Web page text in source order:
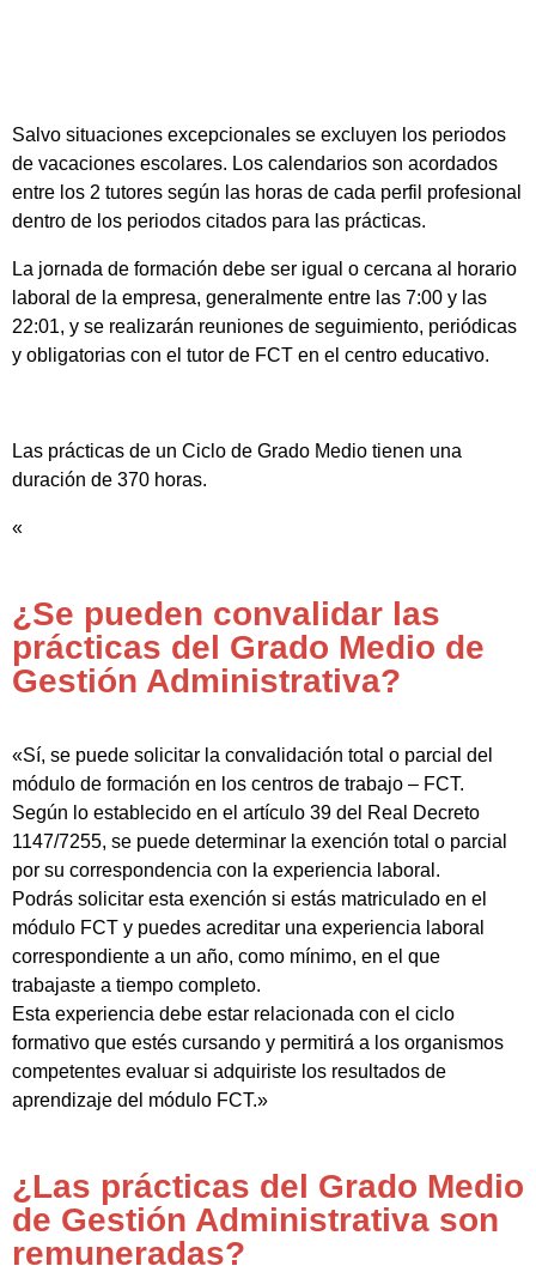
Salvo situaciones excepcionales se excluyen los periodos
de vacaciones escolares. Los calendarios son acordados
entre los 2 tutores según las horas de cada perfil profesional
dentro de los periodos citados para las prácticas.
La jornada de formación debe ser igual o cercana al horario
laboral de la empresa, generalmente entre las 7:00 y las
22:01, y se realizarán reuniones de seguimiento, periódicas
y obligatorias con el tutor de FCT en el centro educativo.
Las prácticas de un Ciclo de Grado Medio tienen una
duración de 370 horas.
«
¿Se pueden convalidar las
prácticas del Grado Medio de
Gestión Administrativa?
«Sí, se puede solicitar la convalidación total o parcial del
módulo de formación en los centros de trabajo – FCT.
Según lo establecido en el artículo 39 del Real Decreto
1147/7255, se puede determinar la exención total o parcial
por su correspondencia con la experiencia laboral.
Podrás solicitar esta exención si estás matriculado en el
módulo FCT y puedes acreditar una experiencia laboral
correspondiente a un año, como mínimo, en el que
trabajaste a tiempo completo.
Esta experiencia debe estar relacionada con el ciclo
formativo que estés cursando y permitirá a los organismos
competentes evaluar si adquiriste los resultados de
aprendizaje del módulo FCT.»
¿Las prácticas del Grado Medio
de Gestión Administrativa son
remuneradas?